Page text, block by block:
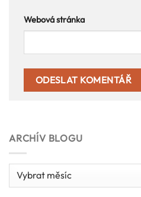
Webová stránka
ARCHÍV BLOGU
Archív
blogu